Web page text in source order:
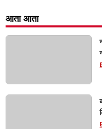
आता आता